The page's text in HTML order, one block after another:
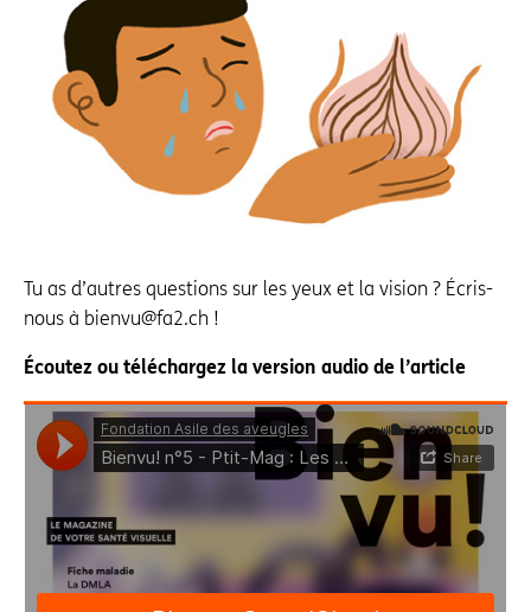
Tu as d’autres questions sur les yeux et la vision ? Écris-
nous à bienvu@fa2.ch !
Écoutez ou téléchargez la version audio de l’article